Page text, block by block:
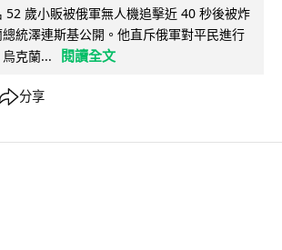
52 歲小販被俄軍無人機追擊近 40 秒後被炸
統澤連斯基公開。他直斥俄軍對平民進行
烏克蘭...
閱讀全文
分享